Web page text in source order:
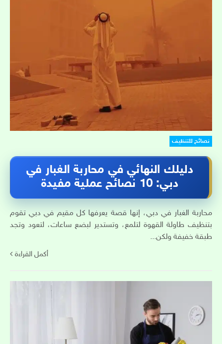
نصائح للتنظيف
دليلك النهائي في محاربة الغبار في
دبي: 10 نصائح عملية مفيدة
محاربة الغبار في دبي، إنها قصة يعرفها كل مقيم في دبي تقوم
بتنظيف طاولة القهوة لتلمع، وتستدير لبضع ساعات، لتعود وتجد
طبقة خفيفة ولكن...
أكمل القراءة